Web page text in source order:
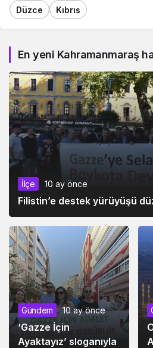
Düzce
Kıbrıs
En yeni Kahramanmaraş
İlçe 10 ay önce
Filistin’e destek yürüyüşü
Gündem 10 ay önce
‘Gazze İçin
Ayaktayız’ sloganıyla